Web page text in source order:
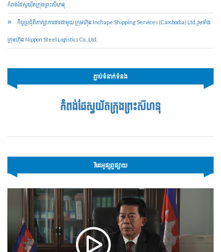
កំពង់ផែស្វយ័តក្រុងព្រះសីហនុ
កិច្ចប្រជុំពិភាក្សាការងារជាមួយ ក្រុមហ៊ុន Inchape Shipping Services (Cambodia) Ltd. រួមទាំង
ក្រុមហ៊ុន Nippon Steel Logistics Co., Ltd.
ភ្ជាប់ទំនាក់ទំនង
កំពង់ផែស្វយ័តក្រុងព្រះសីហនុ
វីដេអូផ្សព្វផ្សាយ